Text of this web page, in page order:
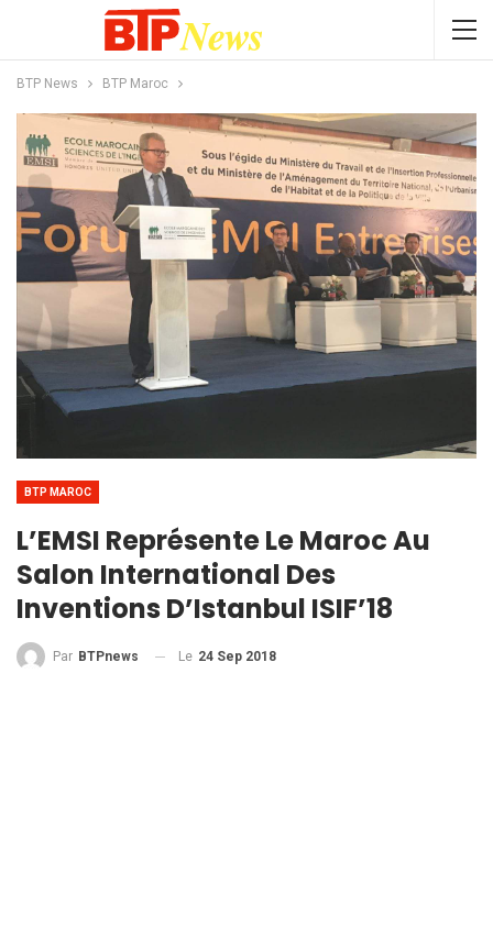
BTP News BTP Maroc
BTP MAROC
L’EMSI Représente Le Maroc Au
Salon International Des
Inventions D’Istanbul ISIF’18
Par BTPnews Le 24 Sep 2018